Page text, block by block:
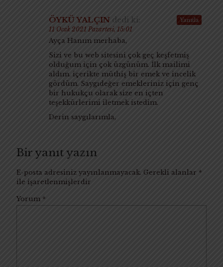
ÖYKÜ YALÇIN dedi ki:
11 Ocak 2021 Pazartesi, 15:01
Ayça Hanım merhaba,
Sizi ve bu web sitesini çok geç keşfetmiş
olduğum için çok üzgünüm. İlk mailimi
aldım. içerikte müthiş bir emek ve incelik
gördüm. Saygıdeğer emekleriniz için genç
bir hukukçu olarak size en içten
teşekkürlerimi iletmek istedim.
Derin saygılarımla,
Yanıtla
Bir yanıt yazın
E-posta adresiniz yayınlanmayacak. Gerekli alanlar *
ile işaretlenmişlerdir
Yorum *